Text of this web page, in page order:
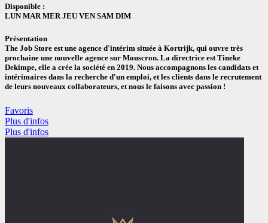
Disponible :
LUN MAR MER JEU VEN SAM DIM
Présentation
The Job Store est une agence d'intérim située à Kortrijk, qui ouvre très
prochaine une nouvelle agence sur Mouscron. La directrice est Tineke
Dekimpe, elle a crée la société en 2019. Nous accompagnons les candidats et
intérimaires dans la recherche d'un emploi, et les clients dans le recrutement
de leurs nouveaux collaborateurs, et nous le faisons avec passion !
Favoris
Plus d'infos
Plus d'infos